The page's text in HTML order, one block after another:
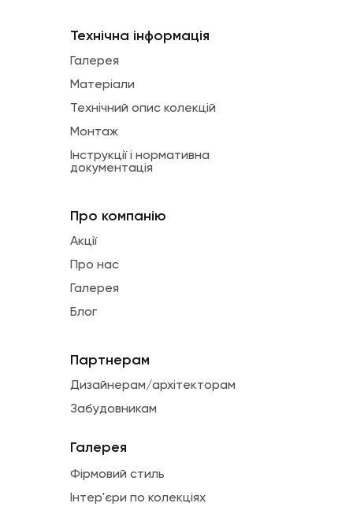
Технічна інформація
Галерея
Матеріали
Технічний опис колекцій
Монтаж
Інструкції і нормативна
документація
Про компанію
Акції
Про нас
Галерея
Блог
Партнерам
Дизайнерам/архітекторам
Забудовникам
Галерея
Фірмовий стиль
Інтер'єри по колекціях